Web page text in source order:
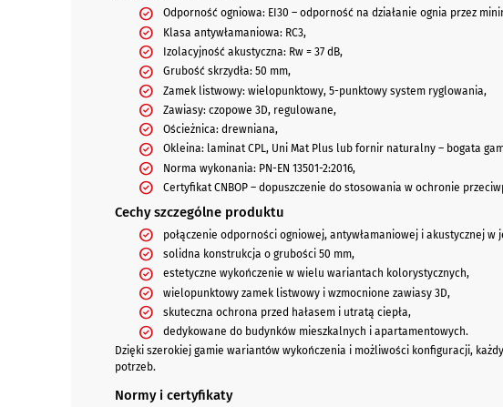
Odporność ogniowa: EI30 – odporność na działanie ognia przez
Klasa antywłamaniowa: RC3,
Izolacyjność akustyczna: Rw = 37 dB,
Grubość skrzydła: 50 mm,
Zamek listwowy: wielopunktowy, 5-punktowy system ryglowania,
Zawiasy: czopowe 3D, regulowane,
Ościeżnica: drewniana,
Okleina: laminat CPL, Uni Mat Plus lub fornir naturalny – bogata
Norma wykonania: PN-EN 13501-2:2016,
Certyfikat CNBOP – dopuszczenie do stosowania w ochronie
Cechy szczególne produktu
połączenie odporności ogniowej, antywłamaniowej i akustycznej w
solidna konstrukcja o grubości 50 mm,
estetyczne wykończenie w wielu wariantach kolorystycznych,
wielopunktowy zamek listwowy i wzmocnione zawiasy 3D,
skuteczna ochrona przed hałasem i utratą ciepła,
dedykowane do budynków mieszkalnych i apartamentowych.
Dzięki szerokiej gamie wariantów wykończenia i możliwości konfiguracji,
potrzeb.
Normy i certyfikaty